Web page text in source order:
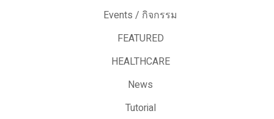
Events / กิจกรรม
FEATURED
HEALTHCARE
News
Tutorial